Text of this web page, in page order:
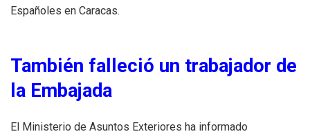
Españoles en Caracas.
También falleció un trabajador de
la Embajada
El Ministerio de Asuntos Exteriores ha informado